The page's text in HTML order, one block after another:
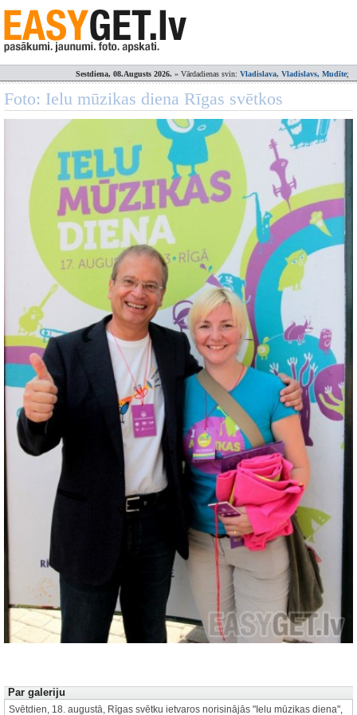
Sestdiena, 08.Augusts 2026. » Vārdadienas svin: Vladislava, Vladislavs, Mudīte;
Foto: Ielu mūzikas diena Rīgas svētkos
Autors: Communications & Strategies 1 no 82
Par galeriju
Svētdien, 18. augustā, Rīgas svētku ietvaros norisinājās "Ielu mūzikas diena",